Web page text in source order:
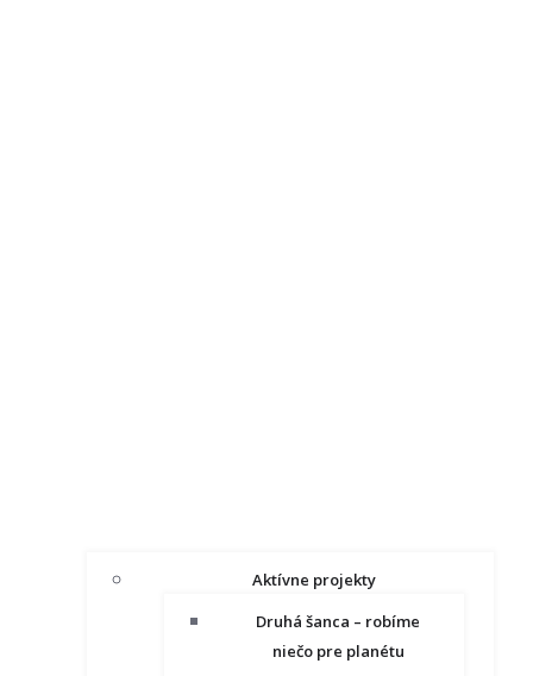
Aktívne projekty
Druhá šanca – robíme
niečo pre planétu